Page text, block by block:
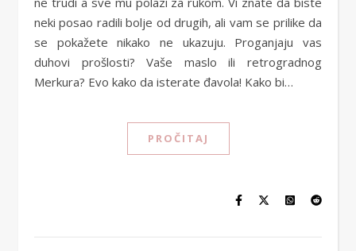
neki posao radili bolje od drugih, ali vam se prilike da
se pokažete nikako ne ukazuju. Proganjaju vas
duhovi prošlosti? Vaše maslo ili retrogradnog
Merkura? Evo kako da isterate đavola! Kako bi…
PROČITAJ